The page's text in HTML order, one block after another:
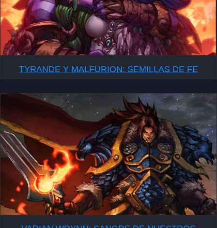
TYRANDE Y MALFURION: SEMILLAS DE FE